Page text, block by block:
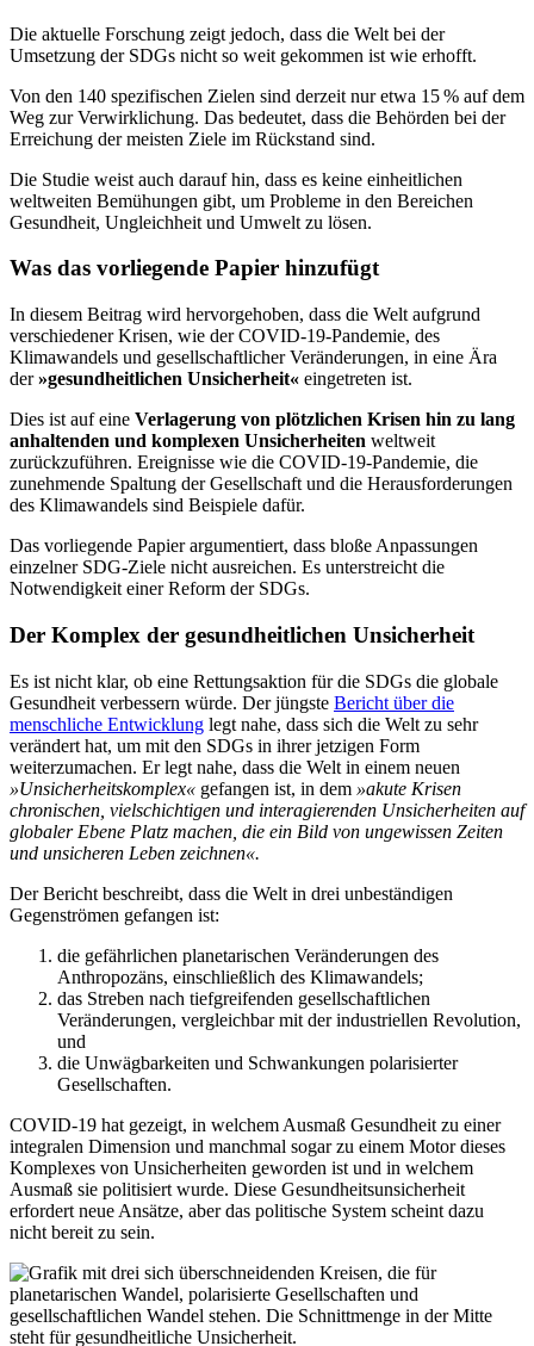
Die aktuelle Forschung zeigt jedoch, dass die Welt bei der
Umsetzung der SDGs nicht so weit gekommen ist wie erhofft.
Von den 140 spezifischen Zielen sind derzeit nur etwa 15 % auf dem
Weg zur Verwirklichung. Das bedeutet, dass die Behörden bei der
Erreichung der meisten Ziele im Rückstand sind.
Die Studie weist auch darauf hin, dass es keine einheitlichen
weltweiten Bemühungen gibt, um Probleme in den Bereichen
Gesundheit, Ungleichheit und Umwelt zu lösen.
Was das vorliegende Papier hinzufügt
In diesem Beitrag wird hervorgehoben, dass die Welt aufgrund
verschiedener Krisen, wie der COVID-19-Pandemie, des
Klimawandels und gesellschaftlicher Veränderungen, in eine Ära
der»gesundheitlichen Unsicherheit« eingetreten ist.
Dies ist auf eine Verlagerung von plötzlichen Krisen hin zu lang
anhaltenden und komplexen Unsicherheiten weltweit
zurückzuführen. Ereignisse wie die COVID-19-Pandemie, die
zunehmende Spaltung der Gesellschaft und die Herausforderungen
des Klimawandels sind Beispiele dafür.
Das vorliegende Papier argumentiert, dass bloße Anpassungen
einzelner SDG-Ziele nicht ausreichen. Es unterstreicht die
Notwendigkeit einer Reform der SDGs.
Der Komplex der gesundheitlichen Unsicherheit
Es ist nicht klar, ob eine Rettungsaktion für die SDGs die globale
Gesundheit verbessern würde. Der jüngste Bericht über die
menschliche Entwicklung legt nahe, dass sich die Welt zu sehr
verändert hat, um mit den SDGs in ihrer jetzigen Form
weiterzumachen. Er legt nahe, dass die Welt in einem neuen
»Unsicherheitskomplex« gefangen ist, in dem »akute Krisen
chronischen, vielschichtigen und interagierenden Unsicherheiten auf
globaler Ebene Platz machen, die ein Bild von ungewissen Zeiten
und unsicheren Leben zeichnen«.
Der Bericht beschreibt, dass die Welt in drei unbeständigen
Gegenströmen gefangen ist:
die gefährlichen planetarischen Veränderungen des
Anthropozäns, einschließlich des Klimawandels;
das Streben nach tiefgreifenden gesellschaftlichen
Veränderungen, vergleichbar mit der industriellen Revolution,
und
die Unwägbarkeiten und Schwankungen polarisierter
Gesellschaften.
COVID-19 hat gezeigt, in welchem Ausmaß Gesundheit zu einer
integralen Dimension und manchmal sogar zu einem Motor dieses
Komplexes von Unsicherheiten geworden ist und in welchem
Ausmaß sie politisiert wurde. Diese Gesundheitsunsicherheit
erfordert neue Ansätze, aber das politische System scheint dazu
nicht bereit zu sein.